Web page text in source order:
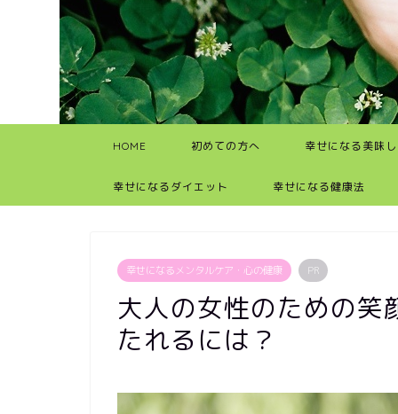
HOME 初めての方へ 幸せになる美味
幸せになるダイエット 幸せになる健康法
幸せになるメンタルケア・心の健康 PR
大人の女性のための笑
たれるには？